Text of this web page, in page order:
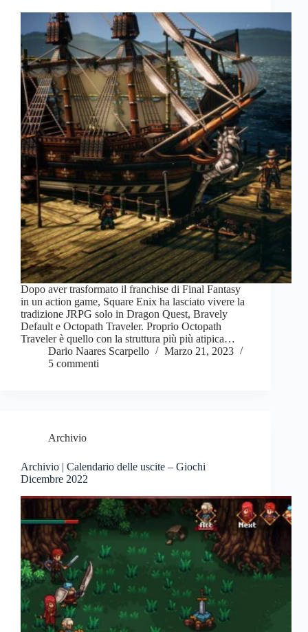
Dopo aver trasformato il franchise di Final Fantasy
in un action game, Square Enix ha lasciato vivere la
tradizione JRPG solo in Dragon Quest, Bravely
Default e Octopath Traveler. Proprio Octopath
Traveler è quello con la struttura più più atipica…
Dario Naares Scarpello
Marzo 21, 2023
5 commenti
Archivio
Archivio | Calendario delle uscite – Giochi
Dicembre 2022